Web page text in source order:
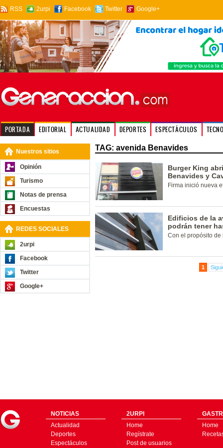
RSS 2urpi Facebook Twitter Google+
PORTADA EDITORIAL ACTUALIDAD DEPORTES ESPECTÁCULOS
Nuestros sitios
Opinión
Turismo
Notas de prensa
Encuestas
REDES SOCIALES
2urpi
Facebook
Twitter
Google+
TAG: avenida Benavides
Burger King
Benavides y
Firma inició nueva
Edificios de la
podrán tener
Con el propósito
1
NOTICIAS
Actualidad
Deportes
Espectáculos
2URPI
Home
Regístrate
Post de usuarios
Home